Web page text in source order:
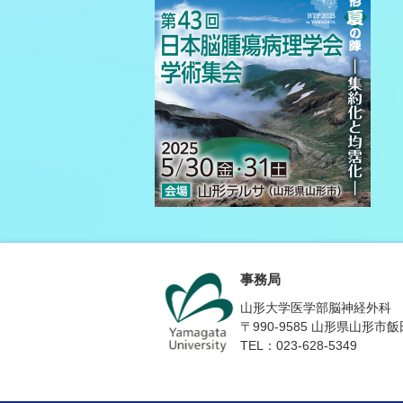
事務局
山形大学医学部脳神経外科
〒990-9585 山形県山形市
TEL：023-628-5349